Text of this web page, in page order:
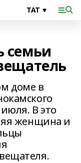
семьи
доме в
В это
женщина и